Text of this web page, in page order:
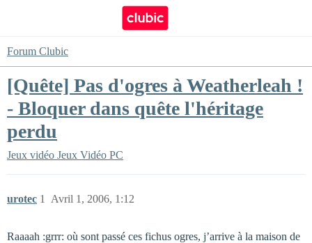
Forum Clubic
[Quête] Pas d'ogres à Weatherleah !
- Bloquer dans quête l'héritage
perdu
Jeux vidéo Jeux Vidéo PC
urotec Avril 1, 2006, 1:12
1
Raaaah :grrr: où sont passé ces fichus ogres, j’arrive à la maison de